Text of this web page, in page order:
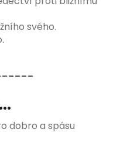
svého.
dobro a spásu